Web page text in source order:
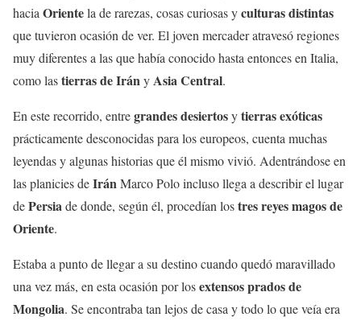
hacia Orientela de rarezas, cosas curiosas yculturas distintas
que tuvieron ocasión de ver. El joven mercader atravesó regiones
muy diferentes a las que había conocido hasta entonces en Italia,
como lastierras de IrányAsia Central.
En este recorrido, entregrandes desiertosytierras exóticas
prácticamente desconocidas para los europeos, cuenta muchas
leyendas y algunas historias que él mismo vivió. Adentrándose en
las planicies deIránMarco Polo incluso llega a describir el lugar
dePersiade donde, según él, procedían lostres reyes magos de
Oriente.
Estaba a punto de llegar a su destino cuando quedó maravillado
una vez más, en esta ocasión por losextensos prados de
Mongolia. Se encontraba tan lejos de casa y todo lo que veía era